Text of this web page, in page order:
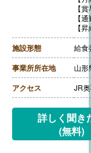
【
【
【
【退
施設形態 給食
事業所所在地 山形
アクセス JR
詳しく聞き
(無料)